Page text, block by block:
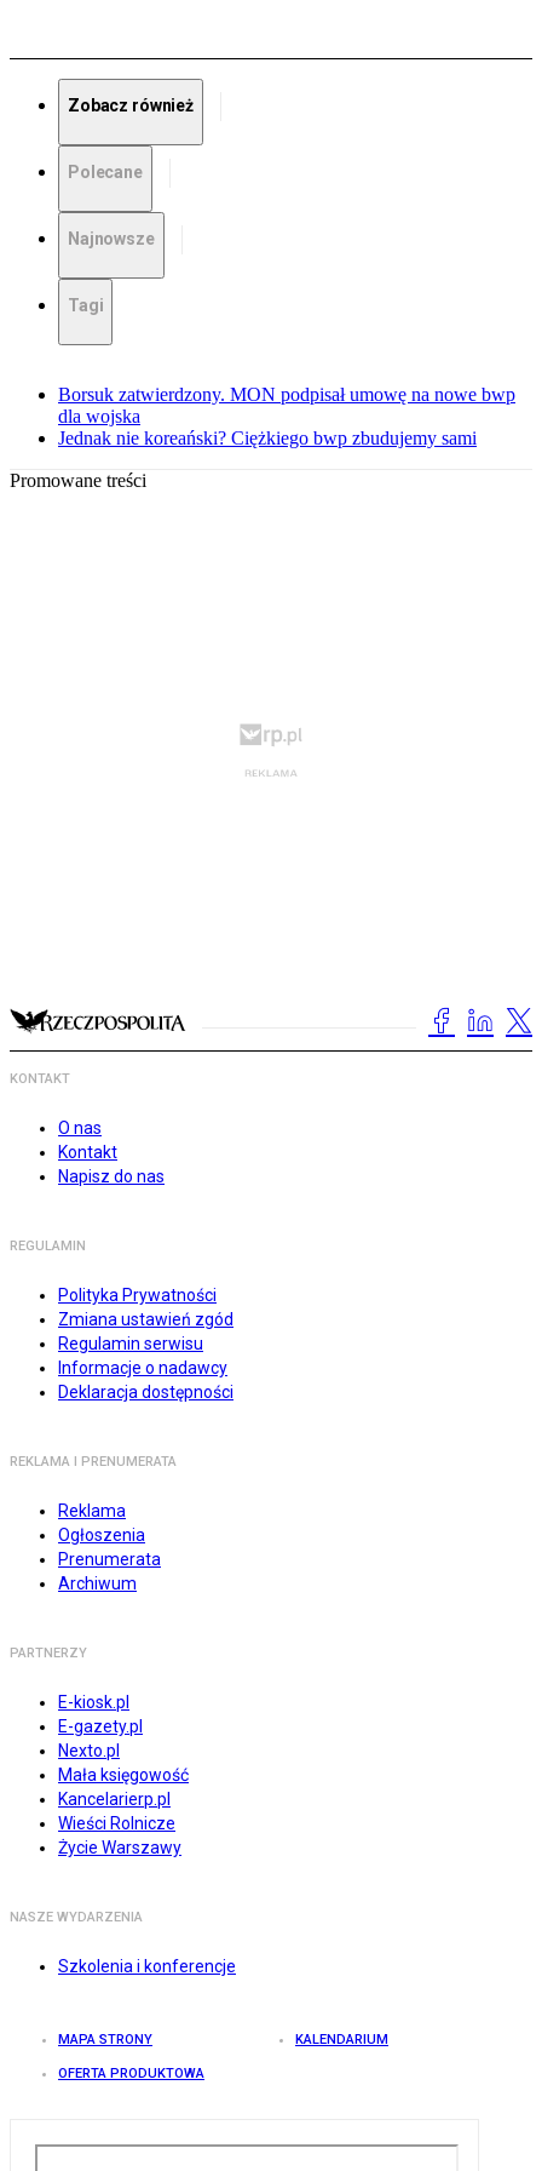
Zobacz również
Polecane
Najnowsze
Tagi
Borsuk zatwierdzony. MON podpisał umowę na nowe bwp
dla wojska
Jednak nie koreański? Ciężkiego bwp zbudujemy sami
Promowane treści
KONTAKT
O nas
Kontakt
Napisz do nas
REGULAMIN
Polityka Prywatności
Zmiana ustawień zgód
Regulamin serwisu
Informacje o nadawcy
Deklaracja dostępności
REKLAMA I PRENUMERATA
Reklama
Ogłoszenia
Prenumerata
Archiwum
PARTNERZY
E-kiosk.pl
E-gazety.pl
Nexto.pl
Mała księgowość
Kancelarierp.pl
Wieści Rolnicze
Życie Warszawy
NASZE WYDARZENIA
Szkolenia i konferencje
MAPA STRONY KALENDARIUM
OFERTA PRODUKTOWA